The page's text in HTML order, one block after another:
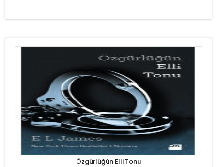
Özgürlüğün Elli Tonu